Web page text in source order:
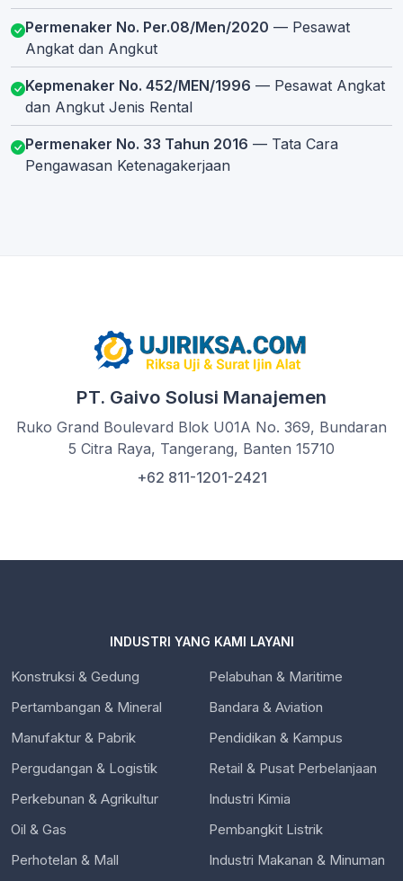
Permenaker No. Per.08/Men/2020 — Pesawat
Angkat dan Angkut
Kepmenaker No. 452/MEN/1996 — Pesawat Angkat
dan Angkut Jenis Rental
Permenaker No. 33 Tahun 2016 — Tata Cara
Pengawasan Ketenagakerjaan
PT. Gaivo Solusi Manajemen
Ruko Grand Boulevard Blok U01A No. 369, Bundaran
5 Citra Raya, Tangerang, Banten 15710
+62 811-1201-2421
INDUSTRI YANG KAMI LAYANI
Konstruksi & Gedung
Pertambangan & Mineral
Manufaktur & Pabrik
Pergudangan & Logistik
Perkebunan & Agrikultur
Oil & Gas
Perhotelan & Mall
Pelabuhan & Maritime
Bandara & Aviation
Pendidikan & Kampus
Retail & Pusat Perbelanjaan
Industri Kimia
Pembangkit Listrik
Industri Makanan & Minuman